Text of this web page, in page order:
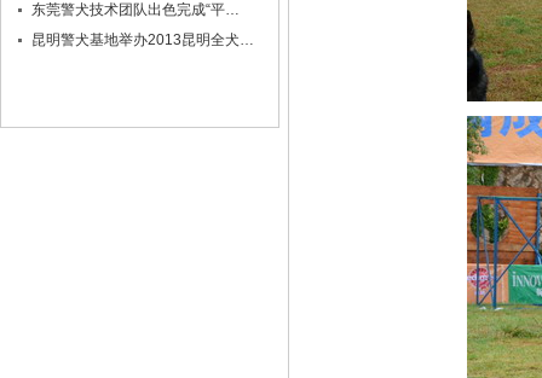
东莞警犬技术团队出色完成“平…
昆明警犬基地举办2013昆明全犬…